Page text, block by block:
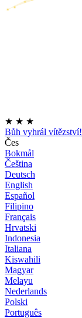
★ ★ ★
Bůh vyhrál vítězství!
Čes
Bokmål
Čeština
Deutsch
English
Español
Filipino
Français
Hrvatski
Indonesia
Italiana
Kiswahili
Magyar
Melayu
Nederlands
Polski
Português